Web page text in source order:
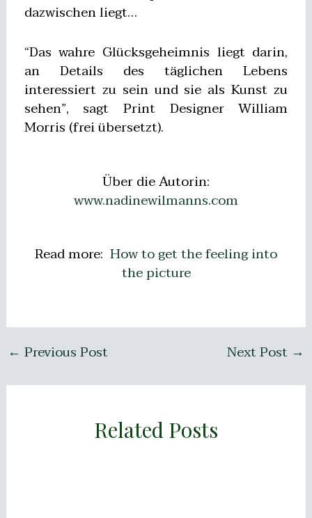
dazwischen liegt…
“Das wahre Glücksgeheimnis liegt darin,
an Details des täglichen Lebens
interessiert zu sein und sie als Kunst zu
sehen”, sagt Print Designer William
Morris (frei übersetzt).
Über die Autorin:
www.nadinewilmanns.com
Read more: How to get the feeling into
the picture
← Previous Post Next Post →
Related Posts